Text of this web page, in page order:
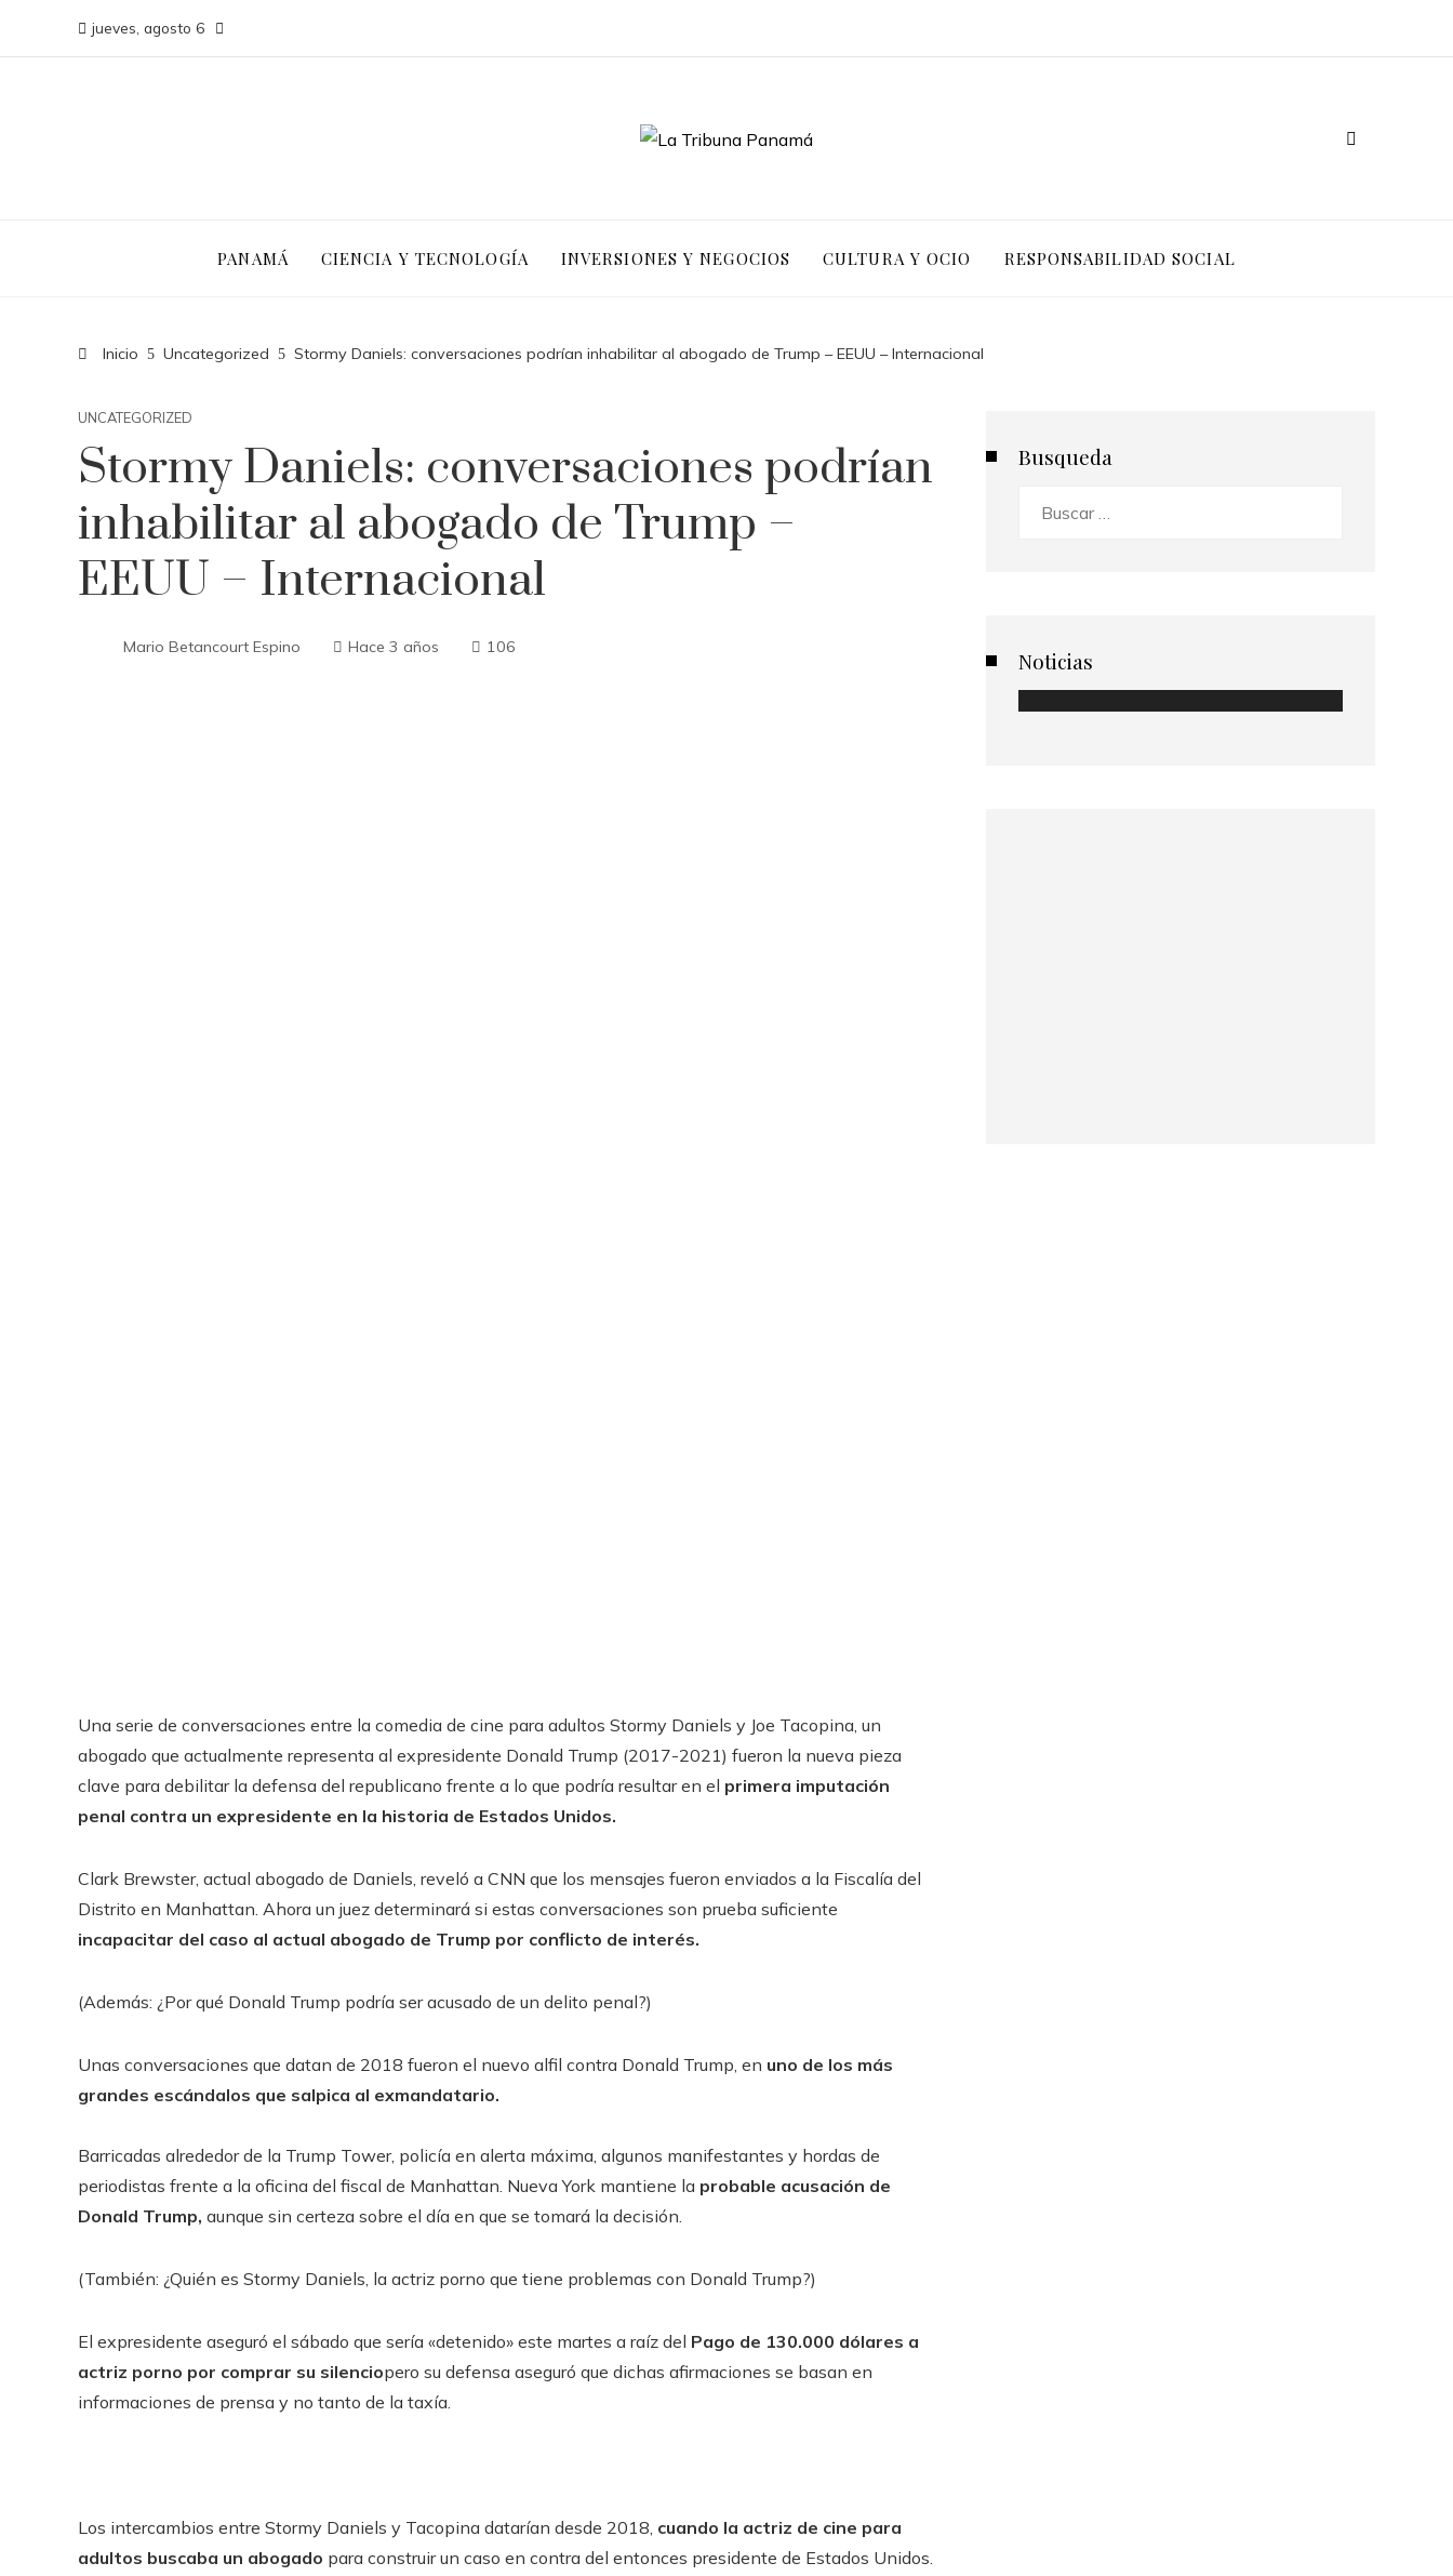
jueves, agosto 6
PANAMÁ CIENCIA Y TECNOLOGÍA INVERSIONES Y NEGOCIOS CULTURA Y OCIO RESPONSABILIDAD SOCIAL
Inicio Uncategorized Stormy Daniels: conversaciones podrían inhabilitar al abogado de Trump – EEUU – Internacional
UNCATEGORIZED
Stormy Daniels: conversaciones podrían
inhabilitar al abogado de Trump –
EEUU – Internacional
Mario Betancourt Espino Hace 3 años 106
Una serie de conversaciones entre la comedia de cine para adultos Stormy Daniels y Joe Tacopina, un
abogado que actualmente representa al expresidente Donald Trump (2017-2021) fueron la nueva pieza
clave para debilitar la defensa del republicano frente a lo que podría resultar en el primera imputación
penal contra un expresidente en la historia de Estados Unidos.
Clark Brewster, actual abogado de Daniels, reveló a CNN que los mensajes fueron enviados a la Fiscalía del
Distrito en Manhattan. Ahora un juez determinará si estas conversaciones son prueba suficiente
incapacitar del caso al actual abogado de Trump por conflicto de interés.
(Además: ¿Por qué Donald Trump podría ser acusado de un delito penal?)
Unas conversaciones que datan de 2018 fueron el nuevo alfil contra Donald Trump, en uno de los más
grandes escándalos que salpica al exmandatario.
Barricadas alrededor de la Trump Tower, policía en alerta máxima, algunos manifestantes y hordas de
periodistas frente a la oficina del fiscal de Manhattan. Nueva York mantiene la probable acusación de
Donald Trump, aunque sin certeza sobre el día en que se tomará la decisión.
(También: ¿Quién es Stormy Daniels, la actriz porno que tiene problemas con Donald Trump?)
El expresidente aseguró el sábado que sería «detenido» este martes a raíz del Pago de 130.000 dólares a
actriz porno por comprar su silenciopero su defensa aseguró que dichas afirmaciones se basan en
informaciones de prensa y no tanto de la taxía.
Los intercambios entre Stormy Daniels y Tacopina datarían desde 2018, cuando la actriz de cine para
adultos buscaba un abogado para construir un caso en contra del entonces presidente de Estados Unidos.
Busqueda
Noticias